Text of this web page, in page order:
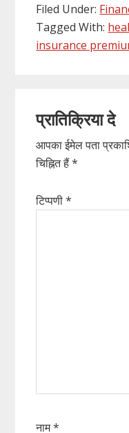
Filed Under:
Tagged With:
insurance
Interactions
प्रातिक्रिया दे
आपका ईमेल पता
चिह्नित हैं*
टिप्पणी*
नाम*